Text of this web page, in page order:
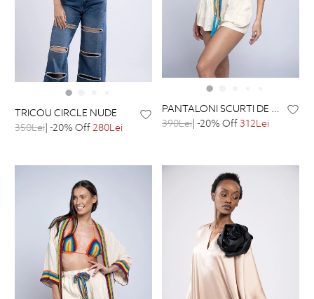
TRICOU CIRCLE NUDE
350Lei| -20% Off280Lei
PANTALONI SCURTI DE PLAJA
390Lei| -20% Off312Lei